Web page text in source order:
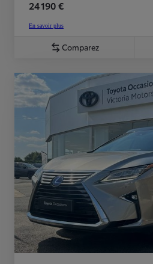
24 190 €
En savoir plus
Comparez